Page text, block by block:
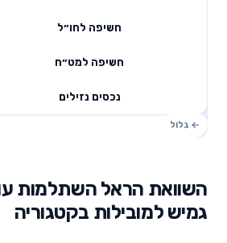
חשיפה לחו״ל
חשיפה למט״ח
נכסים נזילים
השוואת הראל השתלמות
גמיש למובילות בקטגוריה